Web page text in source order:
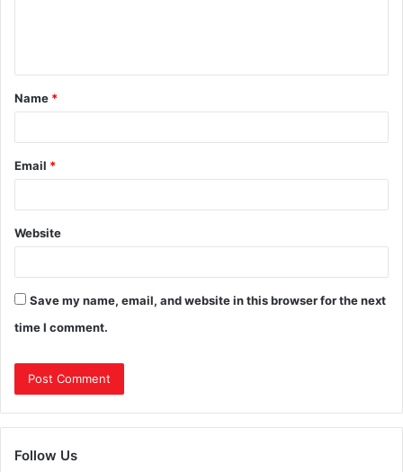
Name *
Email *
Website
Save my name, email, and website in this browser for the next
time I comment.
Follow Us